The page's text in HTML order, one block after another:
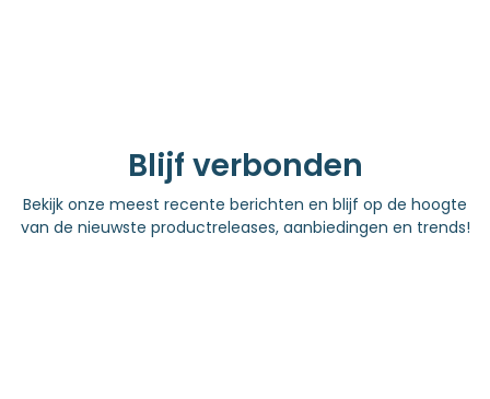
Blijf verbonden
Bekijk onze meest recente berichten en blijf op de hoogte
van de nieuwste productreleases, aanbiedingen en trends!